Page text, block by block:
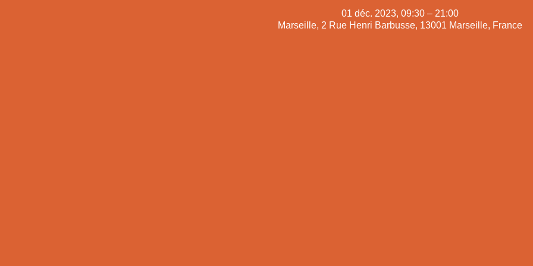
01 déc. 2023, 09:30 – 21:00
Marseille, 2 Rue Henri Barbusse, 13001 Marseille, France